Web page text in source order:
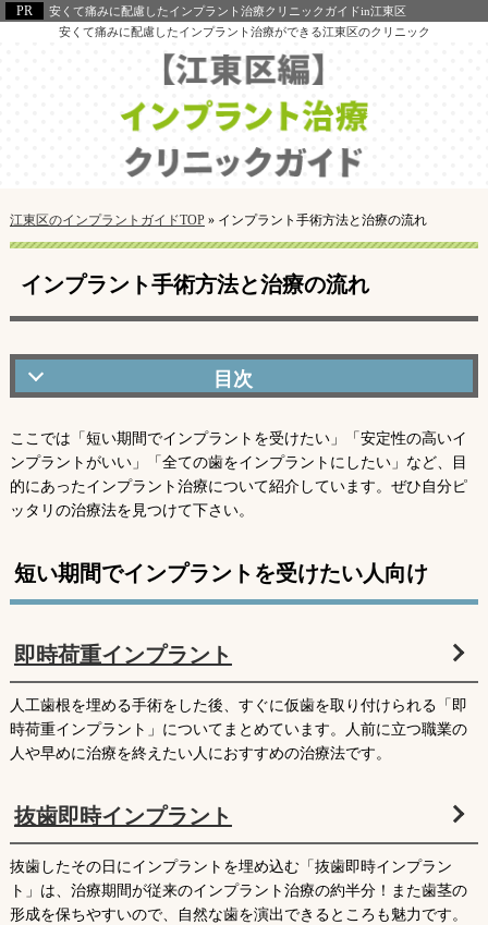
安くて痛みに配慮したインプラント治療クリニックガイドin江東区
安くて痛みに配慮したインプラント治療ができる江東区のクリニック
江東区のインプラントガイドTOP» インプラント手術方法と治療の流れ
インプラント手術方法と治療の流れ
安定性の高いインプラントを受けたい人向け
全ての歯をインプラントにしたい人向け
インプラントの種類
インプラントの手術法
インプラント治療後のメンテナンス
ここでは「短い期間でインプラントを受けたい」「安定性の高いイ
ンプラントがいい」「全ての歯をインプラントにしたい」など、目
的にあったインプラント治療について紹介しています。ぜひ自分ピ
ッタリの治療法を見つけて下さい。
短い期間でインプラントを受けたい人向け
即時荷重インプラント
人工歯根を埋める手術をした後、すぐに仮歯を取り付けられる「即
時荷重インプラント」についてまとめています。人前に立つ職業の
人や早めに治療を終えたい人におすすめの治療法です。
抜歯即時インプラント
抜歯したその日にインプラントを埋め込む「抜歯即時インプラン
ト」は、治療期間が従来のインプラント治療の約半分！また歯茎の
形成を保ちやすいので、自然な歯を演出できるところも魅力です。